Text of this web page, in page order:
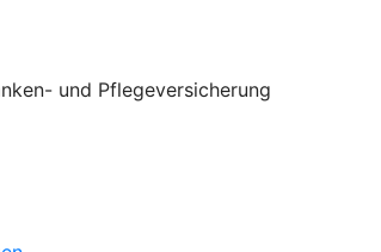
und Pflegeversicherung